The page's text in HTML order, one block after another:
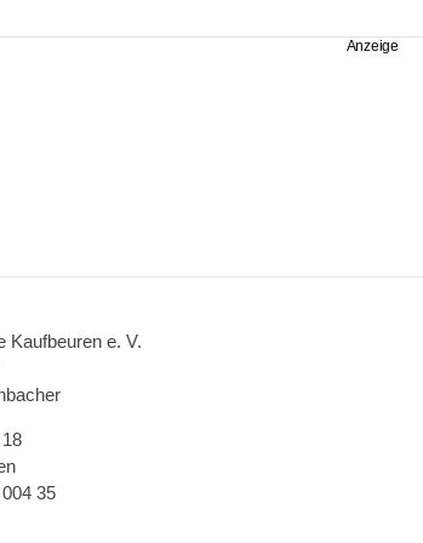
Kaufbeuren e. V.
35